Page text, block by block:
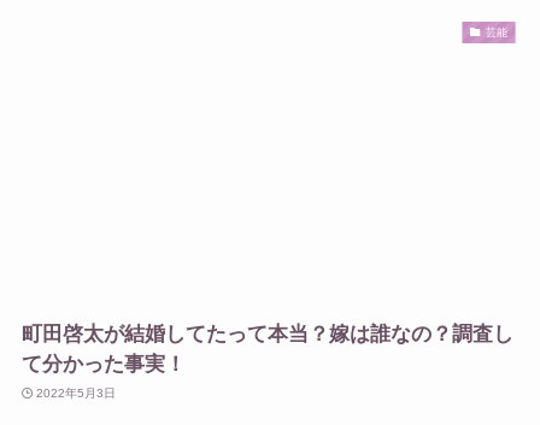
芸能
町田啓太が結婚してたって本当？嫁は誰なの？調査し
て分かった事実！
2022年5月3日